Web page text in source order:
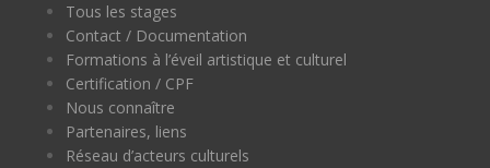
Tous les stages
Contact / Documentation
Formations à l’éveil artistique et culturel
Certification / CPF
Nous connaître
Partenaires, liens
Réseau d’acteurs culturels